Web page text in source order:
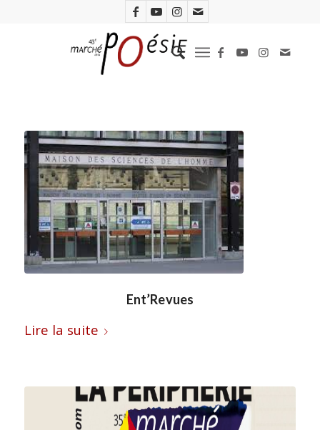
Ent’Revues
Lire la suite